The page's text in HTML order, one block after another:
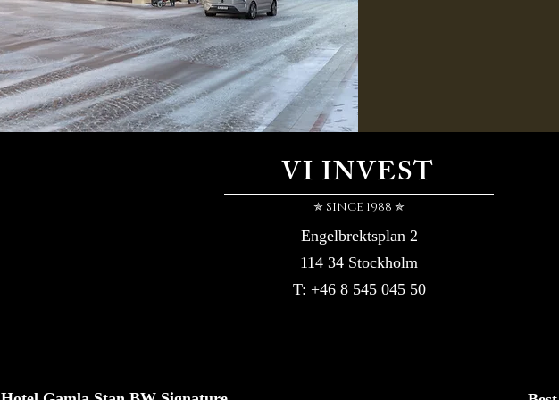
VI INVEST
✯ SINCE 1988 ✯
Engelbrektsplan 2
114 34 Stockholm
T: +46 8 545 045 50